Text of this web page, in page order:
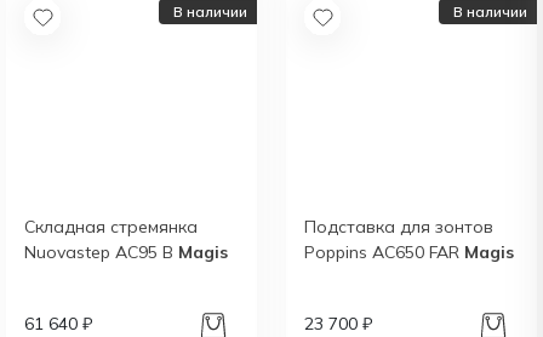
В наличии
Складная стремянка
Nuovastep АС95 В Magis
61 640 ₽
В наличии
Подставка для зонтов
Poppins AC650 FAR Magis
23 700 ₽